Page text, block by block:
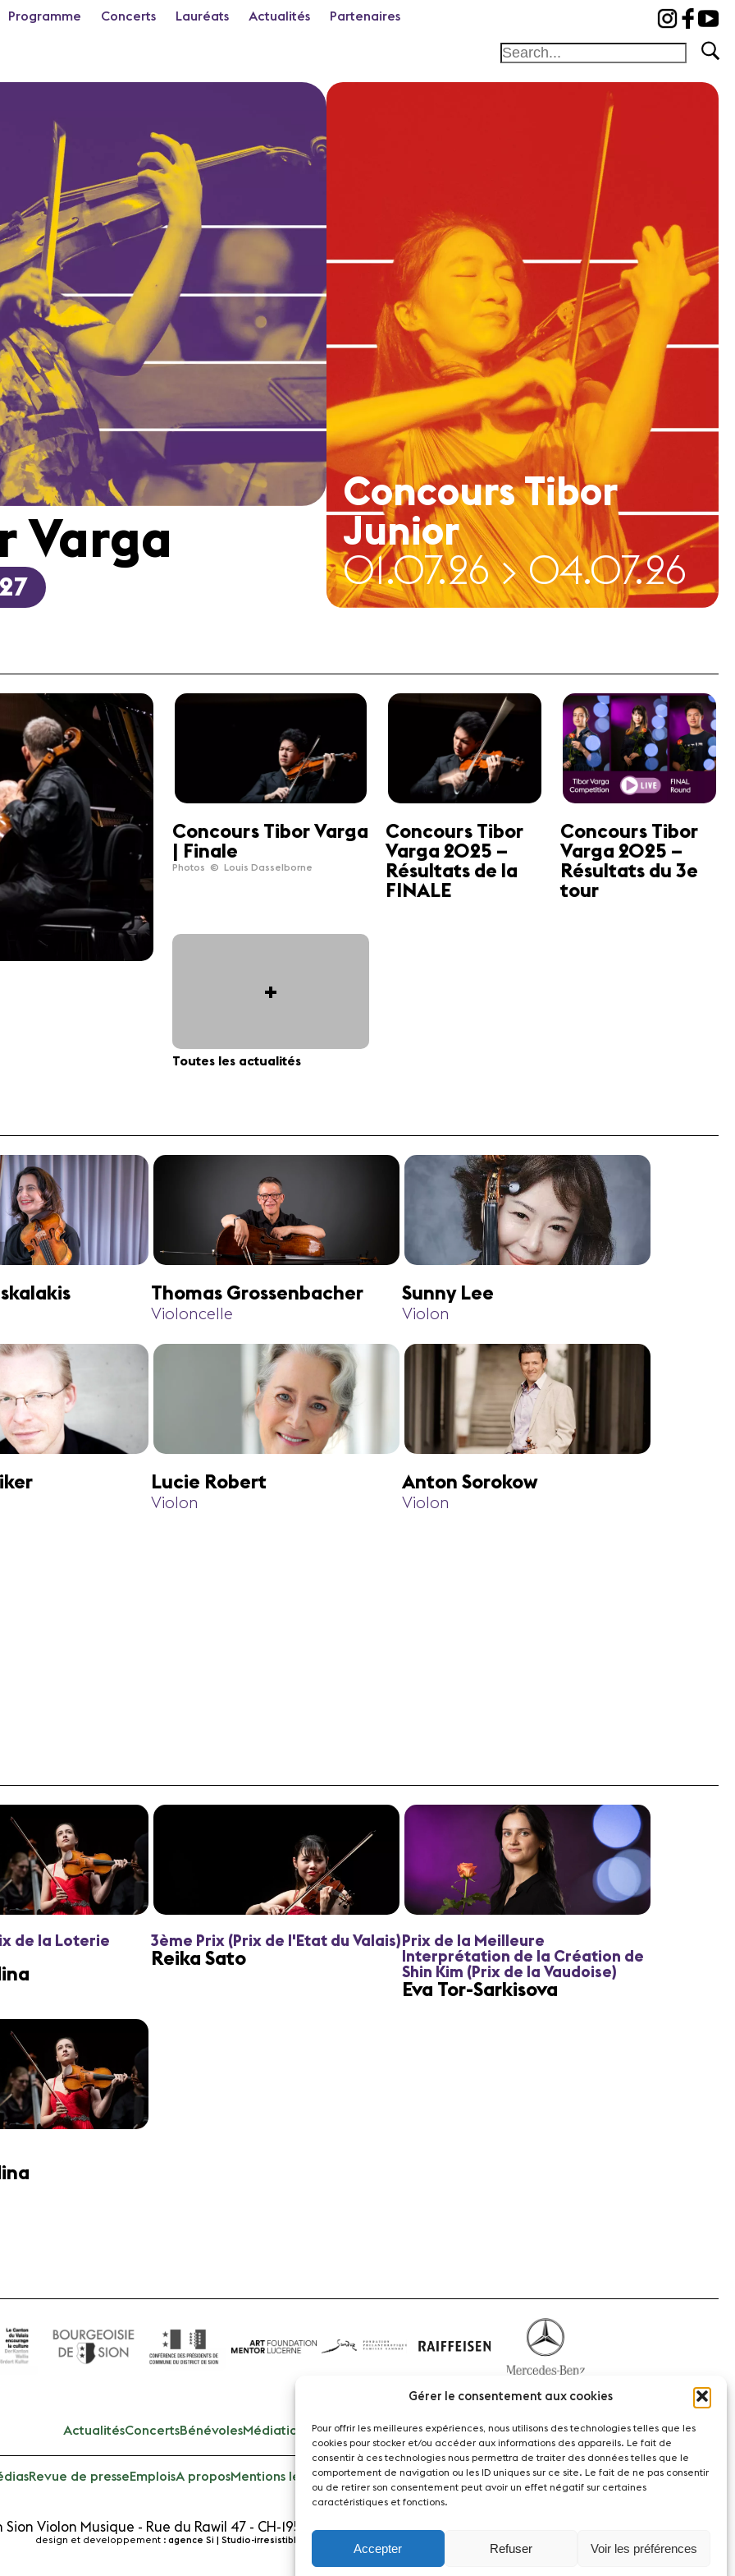
Gérer le consentement aux cookies
Pour offrir les meilleures expériences, nous utilisons des technologies telles que les
cookies pour stocker et/ou accéder aux informations des appareils. Le fait de
consentir à ces technologies nous permettra de traiter des données telles que le
comportement de navigation ou les ID uniques sur ce site. Le fait de ne pas consentir
ou de retirer son consentement peut avoir un effet négatif sur certaines
caractéristiques et fonctions.
Accepter Refuser Voir les préférences
Programme Concerts Lauréats Actualités Partenaires
Varga
Concours Tibor
Junior
01.07.26 > 04.07.26
Concours Tibor Varga
| Finale
Photos © Louis Dasselborne
Concours Tibor
Varga 2025 –
Résultats de la
FINALE
Concours Tibor
Varga 2025 –
Résultats du 3e
tour
+
Toutes les actualités
Thomas Grossenbacher
Violoncelle
Sunny Lee
Violon
Lucie Robert
Violon
Anton Sorokow
Violon
de la Loterie
3ème Prix (Prix de l'Etat du Valais)
Reika Sato
Prix de la Meilleure
Interprétation de la Création de
Shin Kim (Prix de la Vaudoise)
Eva Tor-Sarkisova
ActualitésConcertsBénévolesMédiation
Revue de presseEmploisA proposMentions légalesContact
Sion Violon Musique - Rue du Rawil 47 - CH-1950 Sion - Switzerland
design et developpement : agence Si | Studio-irresistible - Paris